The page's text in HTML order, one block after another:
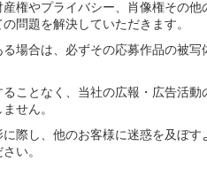
権やプライバシー、肖像権その
問題を解決していただきます。
場合は、必ずその応募作品の被
ことなく、当社の広報・広告活
せん。
際し、他のお客様に迷惑を及ぼ
い。